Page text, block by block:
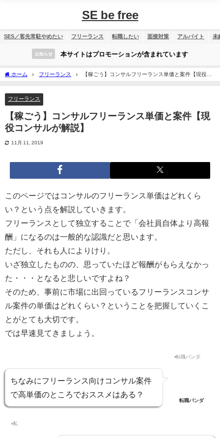
SE be free
SES／客先常駐やめたい フリーランス 転職したい 面接対策 アルバイト 未
お知らせ 本サイトはプロモーションが含まれています
ホーム フリーランス
【稼ごう】コンサルフリーランス単価と案件【現役コ
ンサルが解説】
フリーランス
【稼ごう】コンサルフリーランス単価と案件【現
役コンサルが解説】
11月 11, 2019
このページではコンサルのフリーランス単価はどれくら
い？という点を解説していきます。
フリーランスとして独立することで 「会社員自体より高報
酬」 になるのは一般的な認識だと思います。
ただし、それも人によりけり。
いざ独立したものの、 思っていたほど報酬がもらえなかっ
た・・・となると悲しいですよね？
そのため、事前に市場に出回っているフリーランスコンサ
ル案件の単価はどれくらい？ ということを把握していくこ
とがとても大切です。
では早速見てきましょう。
ちなみにフリーランス向けコンサル案件
で高単価のところでおススメはある？
転職パンダ